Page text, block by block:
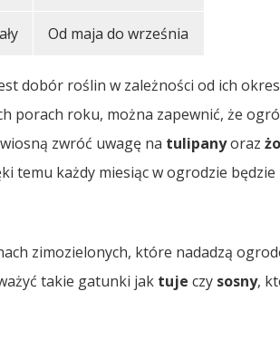
Od maja do września
dobór roślin w zależności od ich
porach roku, można zapewnić, że
zwróć uwagę na tulipanyoraz
temu każdy miesiąc w ogrodzie będzie
zimozielonych, które nadadzą
takie gatunki jak tuje czy sosny,